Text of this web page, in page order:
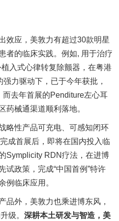
效应，美敦力有超过30款明星
者的临床实践。例如, 用于治疗
入式心律转复除颤器，在粤港
强力驱动下，已于今年获批，
去年首展的Penditure左心耳
药械通渠道顺利落地。
略性产品可充电、可感知闭环
成首展后，即将在国内投入临
Symplicity RDN疗法，在进博
试政策，完成“中国首例”特许
例临床应用。
品外，美敦力也乘进博东风，
升级。深耕本土研发与智造，美